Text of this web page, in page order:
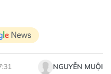
NGUYỄN MUỘI